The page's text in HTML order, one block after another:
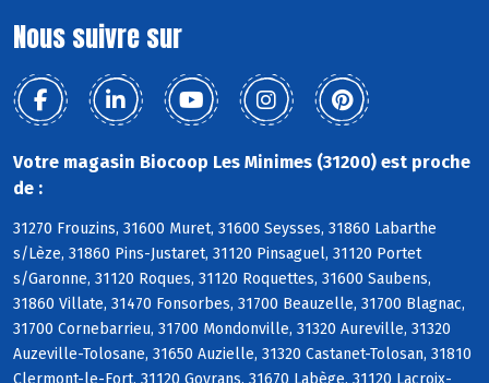
Nous suivre sur
Votre magasin Biocoop Les Minimes (31200) est proche
de :
31270 Frouzins, 31600 Muret, 31600 Seysses, 31860 Labarthe
s/Lèze, 31860 Pins-Justaret, 31120 Pinsaguel, 31120 Portet
s/Garonne, 31120 Roques, 31120 Roquettes, 31600 Saubens,
31860 Villate, 31470 Fonsorbes, 31700 Beauzelle, 31700 Blagnac,
31700 Cornebarrieu, 31700 Mondonville, 31320 Aureville, 31320
Auzeville-Tolosane, 31650 Auzielle, 31320 Castanet-Tolosan, 31810